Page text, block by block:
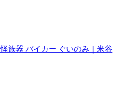
怪族器 バイカー ぐいのみ｜米谷